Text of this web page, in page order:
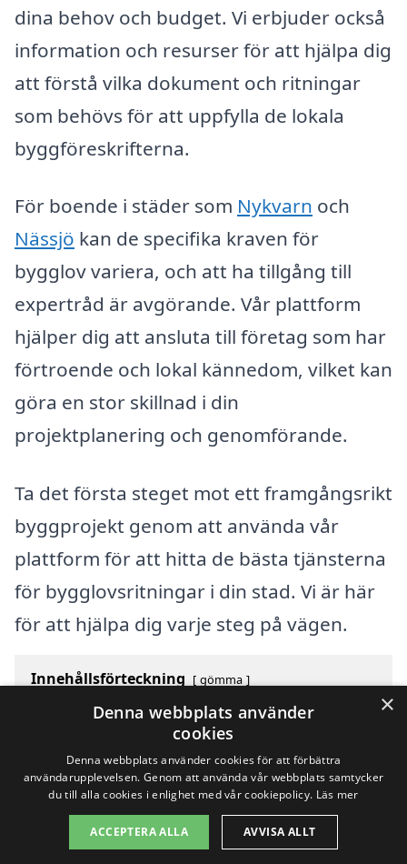
dina behov och budget. Vi erbjuder också
information och resurser för att hjälpa dig
att förstå vilka dokument och ritningar
som behövs för att uppfylla de lokala
byggföreskrifterna.
För boende i städer som Nykvarn och
Nässjö kan de specifika kraven för
bygglov variera, och att ha tillgång till
expertråd är avgörande. Vår plattform
hjälper dig att ansluta till företag som har
förtroende och lokal kännedom, vilket kan
göra en stor skillnad i din
projektplanering och genomförande.
Ta det första steget mot ett framgångsrikt
byggprojekt genom att använda vår
plattform för att hitta de bästa tjänsterna
för bygglovsritningar i din stad. Vi är här
för att hjälpa dig varje steg på vägen.
Innehållsförteckning gömma
Översikt över svenska städer som börjar med N
Sök efter en skicklig bygglovsritningar i andra städer
Copyright 2026 - Pilanto Aps
Om / kontakt Blogg Webbplatskarta Villkor
×
Denna webbplats använder
cookies
Denna webbplats använder cookies för att förbättra
användarupplevelsen. Genom att använda vår webbplats samtycker
du till alla cookies i enlighet med vår cookiepolicy. Läs mer
ACCEPTERA ALLA AVVISA ALLT